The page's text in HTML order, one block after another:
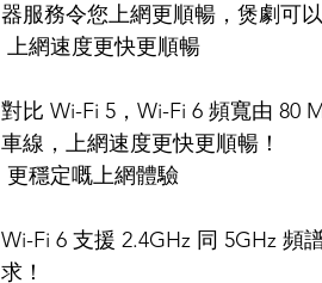
器服務令您上網更順暢，煲劇可
上網速度更快更順暢
對比 Wi-Fi 5，Wi-Fi 6 頻寬由 80
車線，上網速度更快更順暢！
更穩定嘅上網體驗
Wi-Fi 6 支援 2.4GHz 同 5GHz 頻
求！